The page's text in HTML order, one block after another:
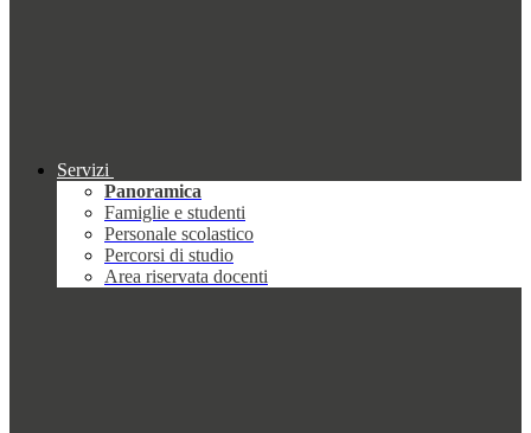
Servizi
Panoramica
Famiglie e studenti
Personale scolastico
Percorsi di studio
Area riservata docenti